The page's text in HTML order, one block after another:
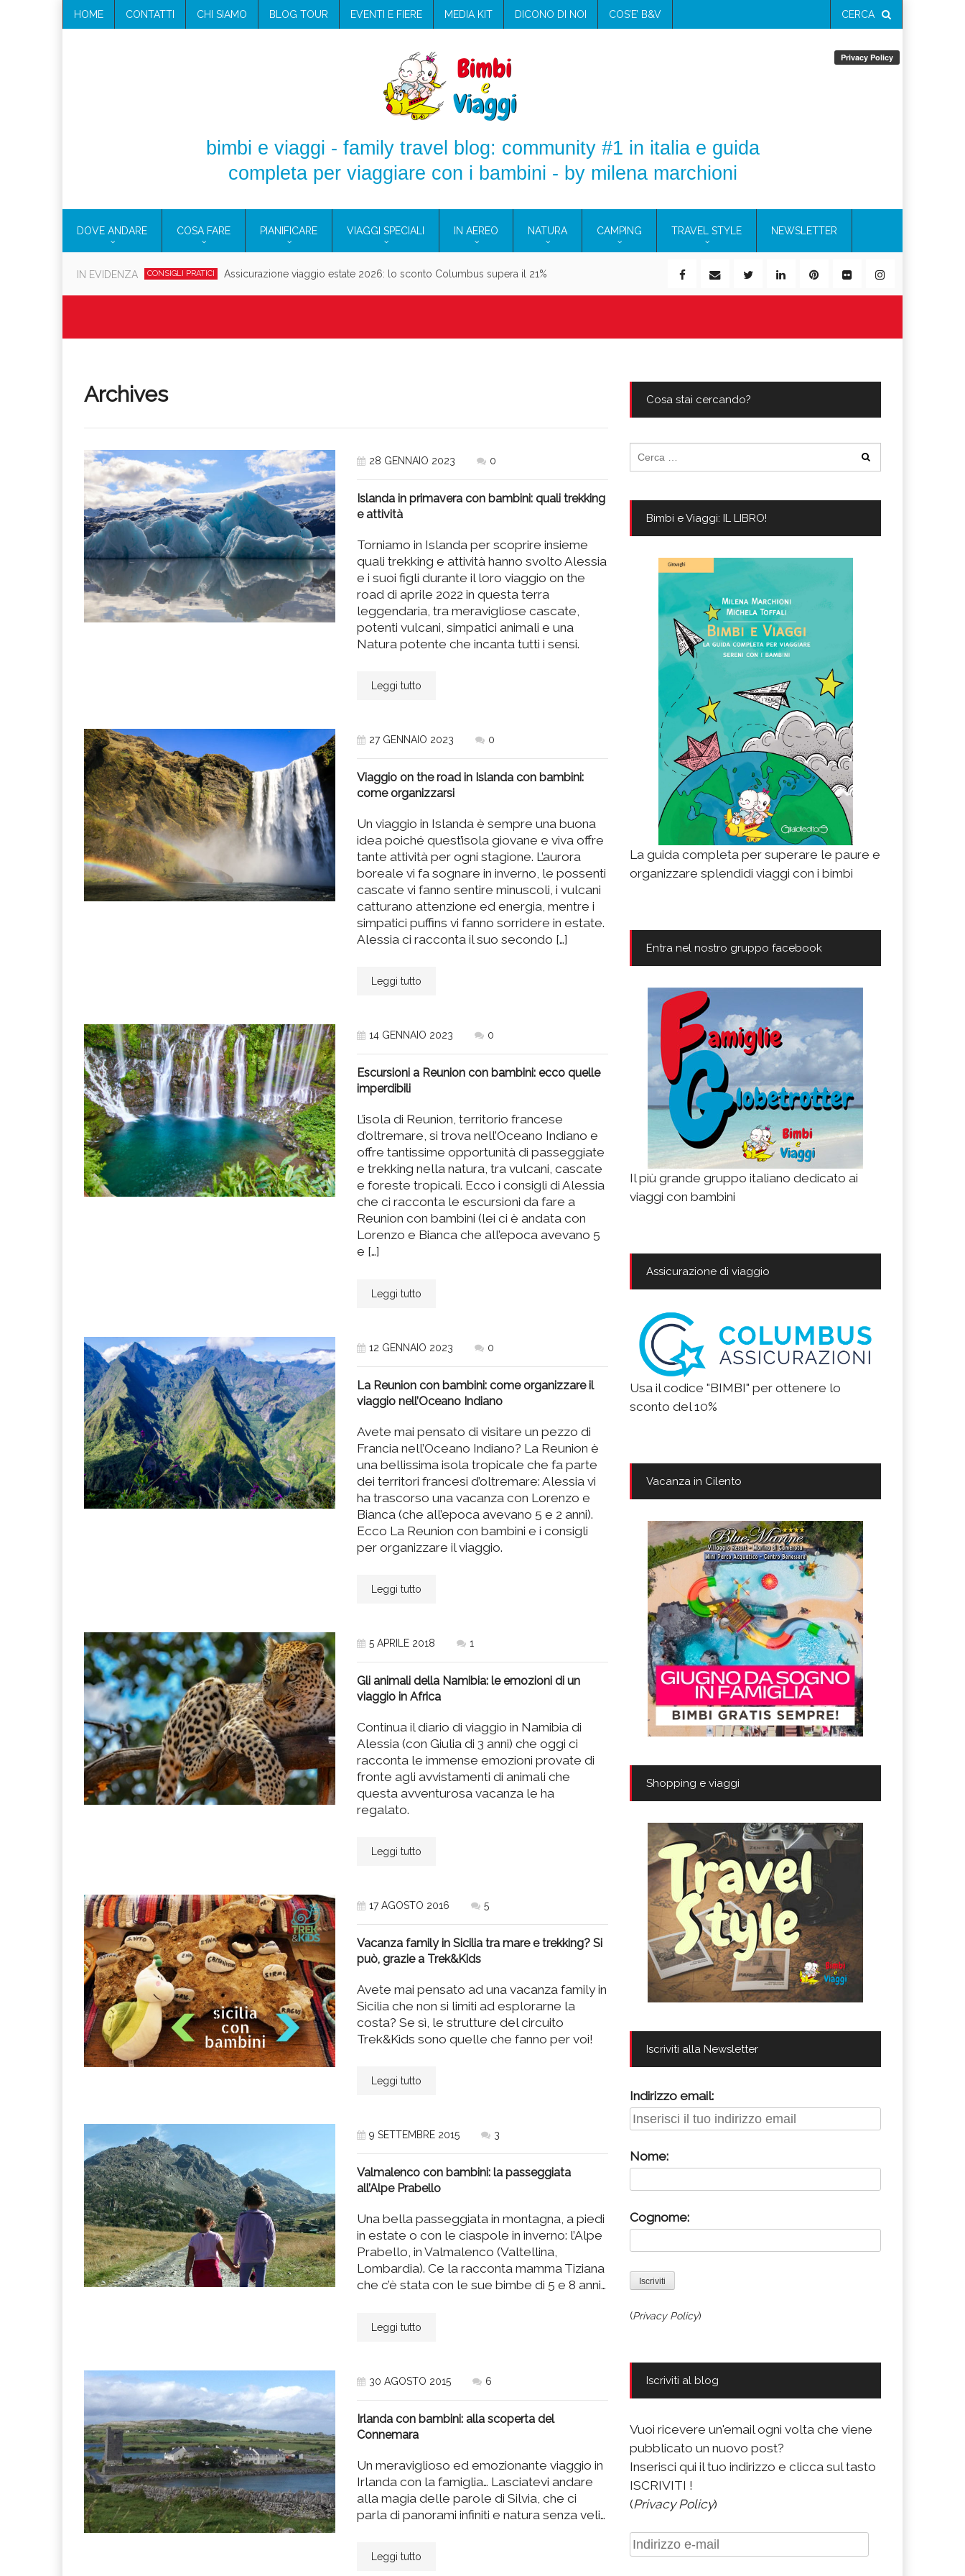
HOME CONTATTI CHI SIAMO BLOG TOUR EVENTI E FIERE MEDIA KIT DICONO DI NOI COS’E’ B&V CERCA
bimbi e viaggi - family travel blog: community #1 in italia e guida
completa per viaggiare con i bambini - by milena marchioni
DOVE ANDARE COSA FARE PIANIFICARE VIAGGI SPECIALI IN AEREO NATURA CAMPING TRAVEL STYLE NEWSLETTER
IN EVIDENZA CONSIGLI PRATICI Cosmetici solidi in viaggio: i prodotti che hanno conquistato la mia valigia (e la pelle sensibile)
Archives
28 GENNAIO 2023 0
Islanda in primavera con bambini: quali trekking
e attività
Torniamo in Islanda per scoprire insieme
quali trekking e attività hanno svolto Alessia
e i suoi figli durante il loro viaggio on the
road di aprile 2022 in questa terra
leggendaria, tra meravigliose cascate,
potenti vulcani, simpatici animali e una
Natura potente che incanta tutti i sensi.
Leggi tutto
27 GENNAIO 2023 0
Viaggio on the road in Islanda con bambini:
come organizzarsi
Un viaggio in Islanda è sempre una buona
idea poiché quest’isola giovane e viva offre
tante attività per ogni stagione. L’aurora
boreale vi fa sognare in inverno, le possenti
cascate vi fanno sentire minuscoli, i vulcani
catturano attenzione ed energia, mentre i
simpatici puffins vi fanno sorridere in estate.
Alessia ci racconta il suo secondo […]
Leggi tutto
14 GENNAIO 2023 0
Escursioni a Reunion con bambini: ecco quelle
imperdibili
L’isola di Reunion, territorio francese
d’oltremare, si trova nell’Oceano Indiano e
offre tantissime opportunità di passeggiate
e trekking nella natura, tra vulcani, cascate
e foreste tropicali. Ecco i consigli di Alessia
che ci racconta le escursioni da fare a
Reunion con bambini (lei ci è andata con
Lorenzo e Bianca che all’epoca avevano 5
e […]
Leggi tutto
12 GENNAIO 2023 0
La Reunion con bambini: come organizzare il
viaggio nell’Oceano Indiano
Avete mai pensato di visitare un pezzo di
Francia nell’Oceano Indiano? La Reunion è
una bellissima isola tropicale che fa parte
dei territori francesi d’oltremare: Alessia vi
ha trascorso una vacanza con Lorenzo e
Bianca (che all’epoca avevano 5 e 2 anni).
Ecco La Reunion con bambini e i consigli
per organizzare il viaggio.
Leggi tutto
5 APRILE 2018 1
Gli animali della Namibia: le emozioni di un
viaggio in Africa
Continua il diario di viaggio in Namibia di
Alessia (con Giulia di 3 anni) che oggi ci
racconta le immense emozioni provate di
fronte agli avvistamenti di animali che
questa avventurosa vacanza le ha
regalato.
Leggi tutto
17 AGOSTO 2016 5
Vacanza family in Sicilia tra mare e trekking? Si
può, grazie a Trek&Kids
Avete mai pensato ad una vacanza family in
Sicilia che non si limiti ad esplorarne la
costa? Se sì, le strutture del circuito
Trek&Kids sono quelle che fanno per voi!
Leggi tutto
9 SETTEMBRE 2015 3
Valmalenco con bambini: la passeggiata
all’Alpe Prabello
Una bella passeggiata in montagna, a piedi
in estate o con le ciaspole in inverno: l’Alpe
Prabello, in Valmalenco (Valtellina,
Lombardia). Ce la racconta mamma Tiziana
che c’è stata con le sue bimbe di 5 e 8 anni…
Leggi tutto
30 AGOSTO 2015 6
Irlanda con bambini: alla scoperta del
Connemara
Un meraviglioso ed emozionante viaggio in
Irlanda con la famiglia… Lasciatevi andare
alla magia delle parole di Silvia, che ci
parla di panorami infiniti e natura senza veli…
Leggi tutto
Cosa stai cercando?
per:
Bimbi e Viaggi: IL LIBRO!
La guida completa per superare le paure e
organizzare splendidi viaggi con i bimbi
Entra nel nostro gruppo facebook
Il più grande gruppo italiano dedicato ai
viaggi con bambini
Assicurazione di viaggio
Usa il codice "BIMBI" per ottenere lo
sconto del 10%
Vacanza in Cilento
Shopping e viaggi
Iscriviti alla Newsletter
Indirizzo email:
Nome:
Cognome:
(Privacy Policy)
Iscriviti al blog
Vuoi ricevere un'email ogni volta che viene
pubblicato un nuovo post?
Inserisci qui il tuo indirizzo e clicca sul tasto
ISCRIVITI !
(Privacy Policy)
Indirizzo
e-